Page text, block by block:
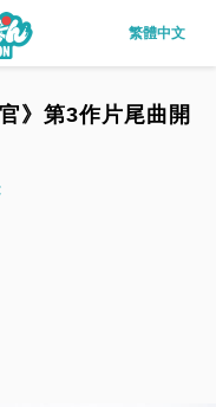
繁體中文
》第3作片尾曲開